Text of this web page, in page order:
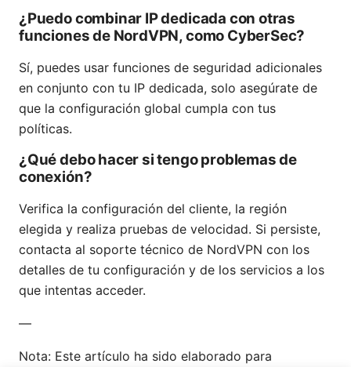
¿Puedo combinar IP dedicada con otras
funciones de NordVPN, como CyberSec?
Sí, puedes usar funciones de seguridad adicionales
en conjunto con tu IP dedicada, solo asegúrate de
que la configuración global cumpla con tus
políticas.
¿Qué debo hacer si tengo problemas de
conexión?
Verifica la configuración del cliente, la región
elegida y realiza pruebas de velocidad. Si persiste,
contacta al soporte técnico de NordVPN con los
detalles de tu configuración y de los servicios a los
que intentas acceder.
—
Nota: Este artículo ha sido elaborado para